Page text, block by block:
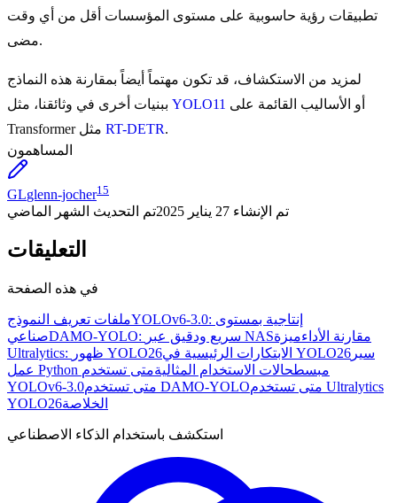
تطبيقات رؤية حاسوبية على مستوى المؤسسات أقل من أي وقت
مضى.
لمزيد من الاستكشاف، قد تكون مهتماً أيضاً بمقارنة هذه النماذج
YOLO11
RT-DETR.
المساهمون
GLglenn-jocher15
تم الإنشاء 27 يناير 2025 تم التحديث الشهر الماضي
التعليقات
في هذه الصفحة
ملفات تعريف النموذجYOLOv6-3.0: إنتاجية بمستوى
صناعي
DAMO-YOLO: سريع ودقيق عبر NAS مقارنة الأداءميزة
Ultralytics: ظهور YOLO26
الابتكارات الرئيسية في YOLO26 سير
عمل Python مبسطحالات الاستخدام المثاليةمتى تستخدم
YOLOv6-3.0
متى تستخدم DAMO-YOLOمتى تستخدم Ultralytics
YOLO26الخلاصة
استكشف باستخدام الذكاء الاصطناعي